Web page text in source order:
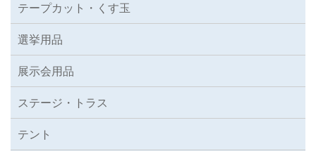
テープカット・くす玉
選挙用品
展示会用品
ステージ・トラス
テント